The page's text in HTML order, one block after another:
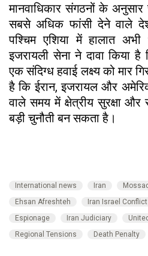
मानवाधिकार संगठनों के अनुसार
सबसे अधिक फांसी देने वाले
पश्चिम एशिया में हालात
इजरायली सेना ने दावा किया
एक संदिग्ध हवाई लक्ष्य को मार
है कि ईरान, इजरायल और
वाले समय में क्षेत्रीय सुरक्षा और
बड़ी चुनौती बन सकता है।
International news Iran Mossad
Ehsan Afreshteh
Iran Israel Conflict
Espionage
Iran Judiciary
Regional Tensions
Death Penalty